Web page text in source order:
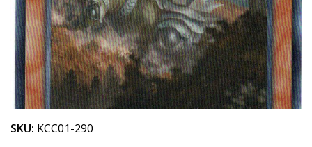
SKU: KCC01-290